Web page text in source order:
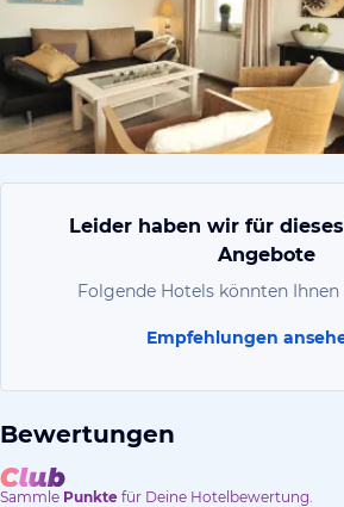
Leider haben wir für
Angebote
Folgende Hotels könnten
Empfehlungen
Bewertungen
Sammle Punkte für Deine Hotelbewertung.